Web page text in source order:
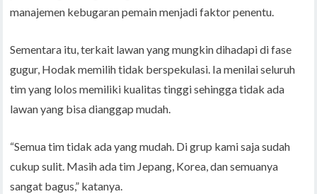
manajemen kebugaran pemain menjadi faktor penentu.
Sementara itu, terkait lawan yang mungkin dihadapi di fase
gugur, Hodak memilih tidak berspekulasi. Ia menilai seluruh
tim yang lolos memiliki kualitas tinggi sehingga tidak ada
lawan yang bisa dianggap mudah.
“Semua tim tidak ada yang mudah. Di grup kami saja sudah
cukup sulit. Masih ada tim Jepang, Korea, dan semuanya
sangat bagus,” katanya.